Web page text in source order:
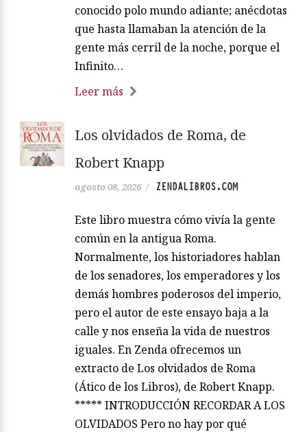
conocido polo mundo adiante; anécdotas
que hasta llamaban la atención de la
gente más cerril de la noche, porque el
Infinito…
Leer más
Los olvidados de Roma, de
Robert Knapp
agosto 08, 2026 / ZENDALIBROS.COM
Este libro muestra cómo vivía la gente
común en la antigua Roma.
Normalmente, los historiadores hablan
de los senadores, los emperadores y los
demás hombres poderosos del imperio,
pero el autor de este ensayo baja a la
calle y nos enseña la vida de nuestros
iguales. En Zenda ofrecemos un
extracto de Los olvidados de Roma
(Ático de los Libros), de Robert Knapp.
***** INTRODUCCIÓN RECORDAR A LOS
OLVIDADOS Pero no hay por qué